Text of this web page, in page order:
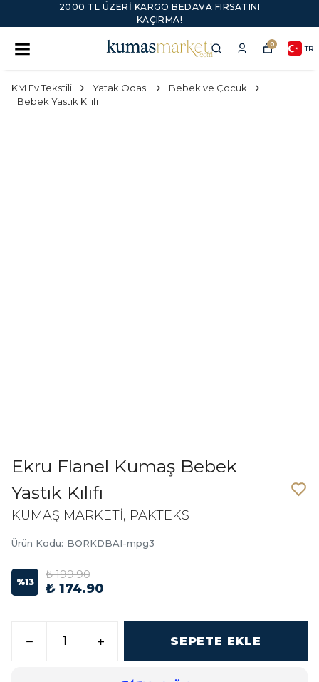
2000 TL ÜZERI KARGO BEDAVA FIRSATINI
KAÇIRMA!
0 TR
KM Ev Tekstili Yatak Odası
Bebek ve Çocuk
Bebek Yastık Kılıfı
Ekru Flanel Kumaş Bebek
Yastık Kılıfı
KUMAŞ MARKETİ, PAKTEKS
Ürün Kodu: BORKDBAI-mpg3
%13
₺ 199.90
₺ 174.90
SEPETE EKLE